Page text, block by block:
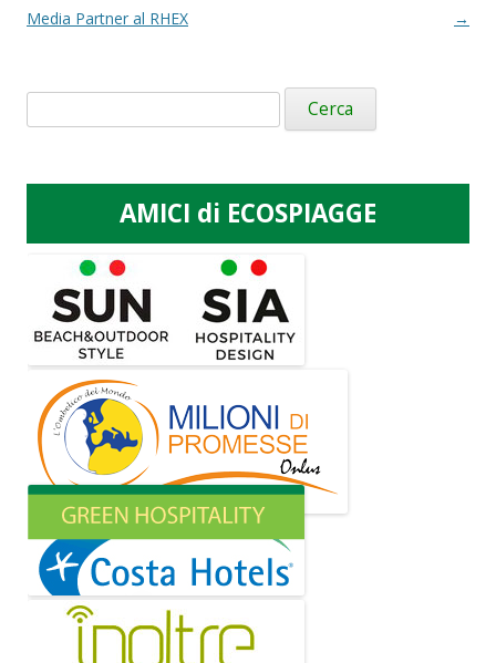
articolo
Media Partner al RHEX
→
Ricerca
per:
AMICI di ECOSPIAGGE